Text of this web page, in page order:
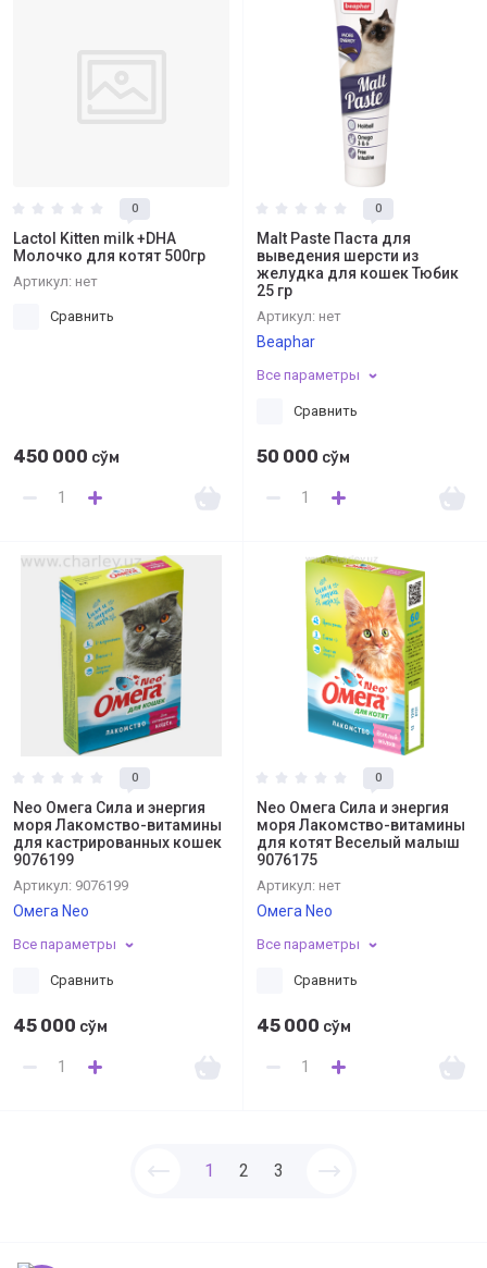
0
Lactol Kitten milk +DHA
Молочко для котят 500гр
Артикул: нет
Сравнить
450 000 сўм
0
Malt Paste Паста для
выведения шерсти из
желудка для кошек Тюбик
25 гр
Артикул: нет
Beaphar
Все параметры
Сравнить
50 000 сўм
0
Neo Омега Сила и энергия
моря Лакомство-витамины
для кастрированных кошек
9076199
Артикул: 9076199
Омега Neo
Все параметры
Сравнить
45 000 сўм
0
Neo Омега Сила и энергия
моря Лакомство-витамины
для котят Веселый малыш
9076175
Артикул: нет
Омега Neo
Все параметры
Сравнить
45 000 сўм
1 2 3